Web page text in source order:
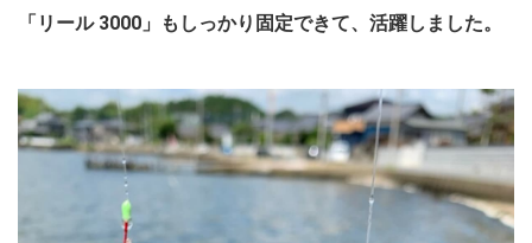
「リール 3000」もしっかり固定できて、活躍しました。